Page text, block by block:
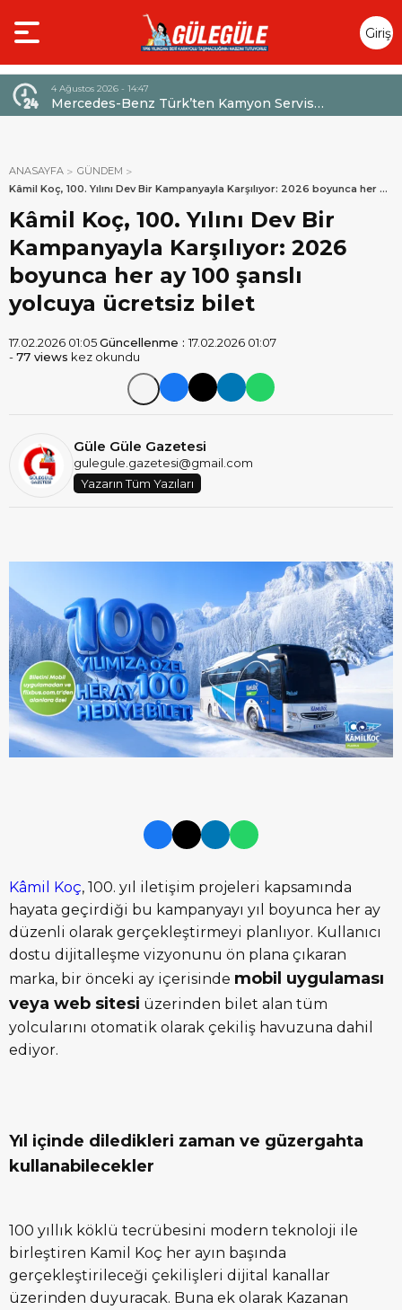
Giriş
Yap
4 Ağustos 2026 - 14:47
Mercedes-Benz Türk’ten Kamyon Servis
Sözleşmelerinde 36 Aya Varan Taksit İmkânı
ANASAYFA
GÜNDEM
Kâmil Koç, 100. Yılını Dev Bir Kampanyayla Karşılıyor: 2026 boyunca her ay
100 şanslı yolcuya ücretsiz bilet
Kâmil Koç, 100. Yılını Dev Bir
Kampanyayla Karşılıyor: 2026
boyunca her ay 100 şanslı
yolcuya ücretsiz bilet
17.02.2026 01:05Güncellenme :17.02.2026 01:07
-77 views kez okundu
Güle Güle Gazetesi
gulegule.gazetesi@gmail.com
Yazarın Tüm Yazıları
Kâmil Koç, 100. yıl iletişim projeleri kapsamında
hayata geçirdiği bu kampanyayı yıl boyunca her ay
düzenli olarak gerçekleştirmeyi planlıyor. Kullanıcı
dostu dijitalleşme vizyonunu ön plana çıkaran
marka, bir önceki ay içerisinde mobil uygulaması
veya web sitesi üzerinden bilet alan tüm
yolcularını otomatik olarak çekiliş havuzuna dahil
ediyor.
Yıl içinde diledikleri zaman ve güzergahta
kullanabilecekler
100 yıllık köklü tecrübesini modern teknoloji ile
birleştiren Kamil Koç her ayın başında
gerçekleştirileceği çekilişleri dijital kanallar
üzerinden duyuracak. Buna ek olarak Kazanan